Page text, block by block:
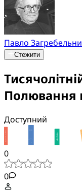
Павло
Стежити
Полювання
Доступний
0
0